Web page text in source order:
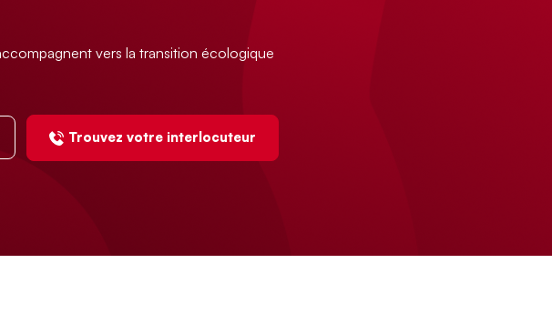
vers la transition écologique
Trouvez votre interlocuteur